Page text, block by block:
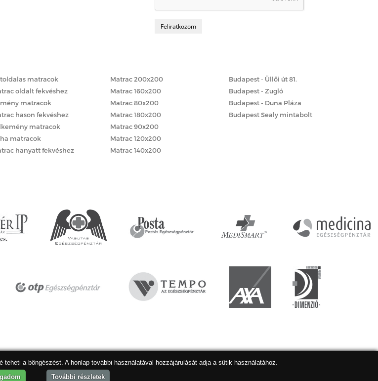
matracok
oldalt fekvéshez
matracok
hason fekvéshez
matracok
matracok
hanyatt fekvéshez
Matrac 200x200
Matrac 160x200
Matrac 80x200
Matrac 180x200
Matrac 90x200
Matrac 120x200
Matrac 140x200
Budapest - Üllői út 81.
Budapest - Zugló
Budapest - Duna Pláza
Budapest Sealy mintabolt
a böngészést. A honlap további használatával hozzájárulását adja a sütik használatához.
További részletek